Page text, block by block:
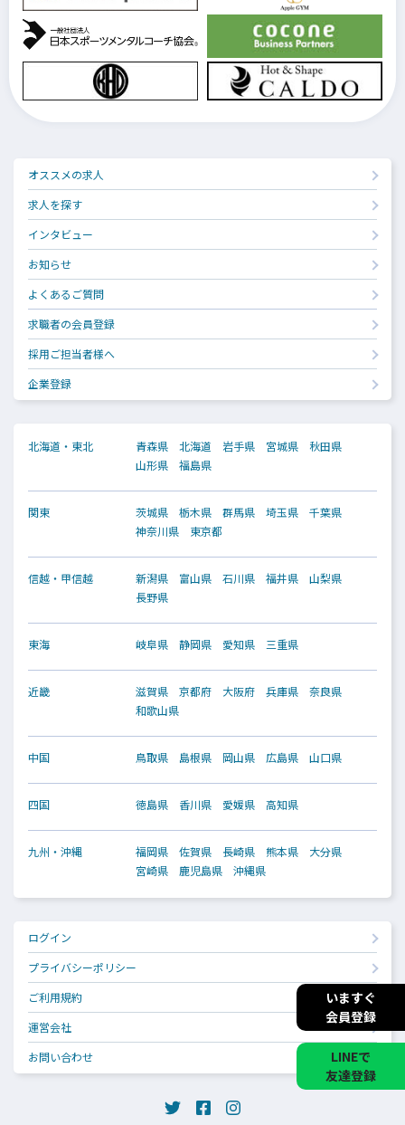
いますぐ
会員登録
LINEで
友達登録
オススメの求人
求人を探す
インタビュー
お知らせ
よくあるご質問
求職者の会員登録
採用ご担当者様へ
企業登録
北海道・東北 青森県 北海道 岩手県 宮城県
秋田県
山形県
福島県
関東 茨城県 栃木県 群馬県 埼玉県
千葉県
神奈川県
東京都
信越・甲信越 新潟県 富山県 石川県 福井県
山梨県
長野県
東海 岐阜県 静岡県 愛知県 三重県
近畿 滋賀県 京都府 大阪府 兵庫県
奈良県
和歌山県
中国 鳥取県 島根県 岡山県 広島県 山口県
四国 徳島県 香川県 愛媛県 高知県
九州・沖縄 福岡県 佐賀県 長崎県 熊本県
大分県
宮崎県
鹿児島県 沖縄県
ログイン
プライバシーポリシー
ご利用規約
運営会社
お問い合わせ